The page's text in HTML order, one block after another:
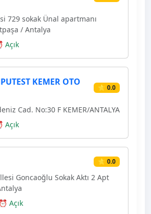
729 sokak Ünal apartmanı
/ Antalya
Açık
KEMER OTO
⭐ 0.0
Cad. No:30 F KEMER/ANTALYA
Açık
⭐ 0.0
Goncaoğlu Sokak Aktı 2 Apt
⏰ Açık